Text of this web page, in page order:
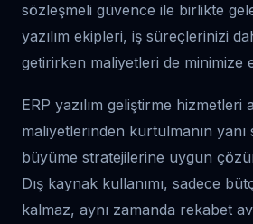
sözleşmeli güvence ile birlikte
yazılım ekipleri, iş süreçlerinizi
getirirken maliyetleri de minimize
ERP yazılım geliştirme hizmetleri
maliyetlerinden kurtulmanın yanı
büyüme stratejilerine uygun
Dış kaynak kullanımı, sadece
kalmaz, aynı zamanda rekabet